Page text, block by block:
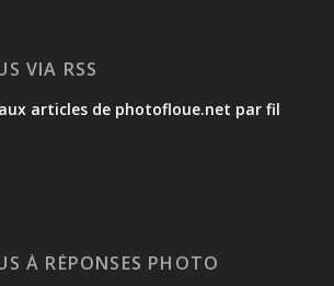
VIA RSS
À RÉPONSES PHOTO